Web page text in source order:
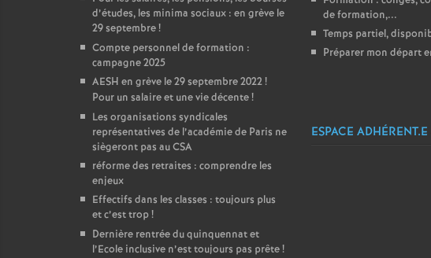
d’études, les minima sociaux : en grève le
29 septembre!
Compte personnel de formation :
campagne 2025
AESH en grève le 29 septembre 2022!
Pour un salaire et une vie décente!
Les organisations syndicales
représentatives de l’académie de Paris ne
siègeront pas au CSA
réforme des retraites : comprendre les
enjeux
Effectifs dans les classes : toujours plus
et c’est trop!
Dernière rentrée du quinquennat et
l’Ecole inclusive n’est toujours pas prête!
de formation,...
Temps partiel,
Préparer mon départ
ESPACE